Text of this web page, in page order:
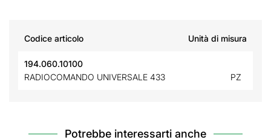
Codice articolo Unità di misura
194.060.10100
RADIOCOMANDO UNIVERSALE 433
PZ
Potrebbe interessarti anche